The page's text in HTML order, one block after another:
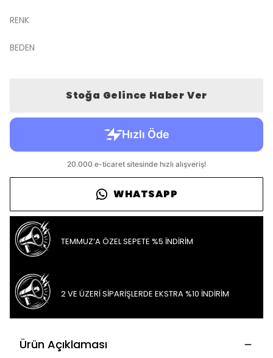
RENK
BEDEN
Stoğa Gelince Haber Ver
WHATSAPP
TEMMUZ’A ÖZEL SEPETE %5 İNDİRİM
2 VE ÜZERİ SİPARİŞLERDE EKSTRA %10 İNDİRİM
Ürün Açıklaması